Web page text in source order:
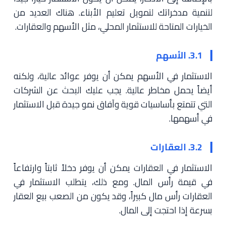
لتنمية مدخراتك لتمويل تعليم الأبناء. هناك العديد من
الخيارات المتاحة للاستثمار المحلي، مثل الأسهم والعقارات.
3.1. الأسهم
الاستثمار في الأسهم يمكن أن يوفر عوائد عالية، ولكنه
أيضاً يحمل مخاطر عالية. يجب عليك البحث عن الشركات
التي تتمتع بأساسيات قوية وآفاق نمو جيدة قبل الاستثمار
في أسهمها.
3.2. العقارات
الاستثمار في العقارات يمكن أن يوفر دخلاً ثابتاً وارتفاعاً
في قيمة رأس المال. ومع ذلك، يتطلب الاستثمار في
العقارات رأس مال كبيراً، وقد يكون من الصعب بيع العقار
بسرعة إذا احتجت إلى المال.